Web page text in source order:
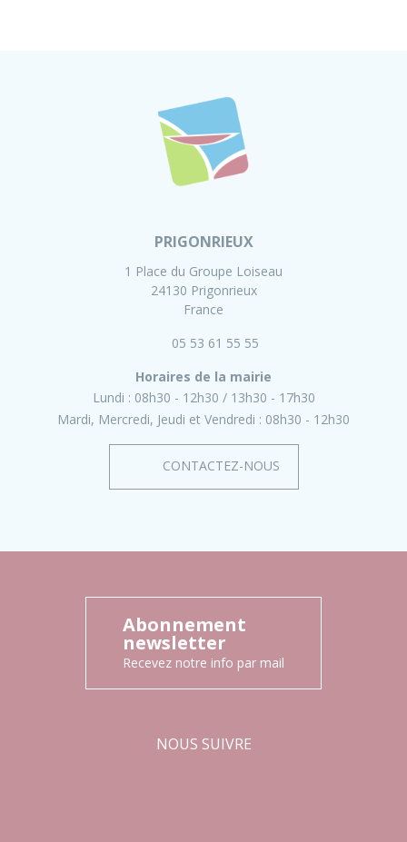
PRIGONRIEUX
1 Place du Groupe Loiseau
24130 Prigonrieux
France
05 53 61 55 55
Horaires de la mairie
Lundi : 08h30 - 12h30
13h30 - 17h30
Mardi, Mercredi, Jeudi et Vendredi : 08h30 - 12h30
CONTACTEZ-NOUS
Abonnement
newsletter
Recevez notre info par mail
NOUS SUIVRE